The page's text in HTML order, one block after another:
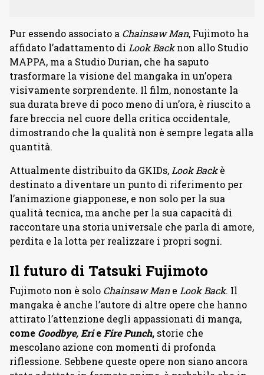
Pur essendo associato a Chainsaw Man, Fujimoto ha
affidato l’adattamento di Look Backnon allo Studio
MAPPA, ma a Studio Durian, che ha saputo
trasformare la visione del mangaka in un’opera
visivamente sorprendente. Il film, nonostante la
sua durata breve di poco meno di un’ora, è riuscito a
fare breccia nel cuore della critica occidentale,
dimostrando che la qualità non è sempre legata alla
quantità.
Attualmente distribuito da GKIDs, Look Backè
destinato a diventare un punto di riferimento per
l’animazione giapponese, e non solo per la sua
qualità tecnica, ma anche per la sua capacità di
raccontare una storia universale che parla di amore,
perdita e la lotta per realizzare i propri sogni.
Il futuro di Tatsuki Fujimoto
Fujimoto non è solo Chainsaw Mane Look Back. Il
mangaka è anche l’autore di altre opere che hanno
attirato l’attenzione degli appassionati di manga,
come Goodbye, ErieFire Punch, storie che
mescolano azione con momenti di profonda
riflessione. Sebbene queste opere non siano ancora